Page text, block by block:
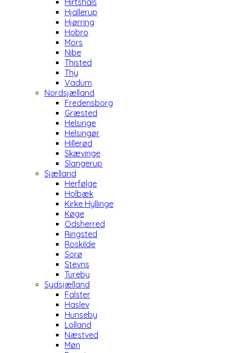
Hirtshals
Hjallerup
Hjørring
Hobro
Mors
Nibe
Thisted
Thy
Vadum
Nordsjælland
Fredensborg
Græsted
Helsinge
Helsingør
Hillerød
Skævinge
Slangerup
Sjælland
Herfølge
Holbæk
Kirke Hyllinge
Køge
Odsherred
Ringsted
Roskilde
Sorø
Stevns
Tureby
Sydsjælland
Falster
Haslev
Hunseby
Lolland
Næstved
Møn